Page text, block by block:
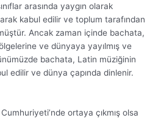
arasında yaygın olarak
kabul edilir ve toplum tarafından
Ancak zaman içinde bachata,
ve dünyaya yayılmış ve
bachata, Latin müziğinin
edilir ve dünya çapında dinlenir.
ortaya çıkmış olsa